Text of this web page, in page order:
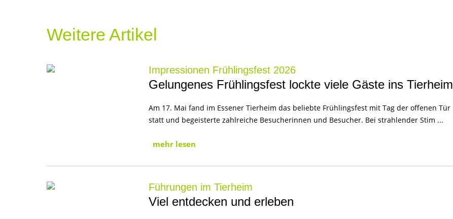
Weitere Artikel
Impressionen Frühlingsfest 2026
Gelungenes Frühlingsfest lockte viele Gäste ins Tierheim
Am 17. Mai fand im Essener Tierheim das beliebte Frühlingsfest mit Tag der offenen Tür
statt und begeisterte zahlreiche Besucherinnen und Besucher. Bei strahlender Stim ...
mehr lesen
Führungen im Tierheim
Viel entdecken und erleben